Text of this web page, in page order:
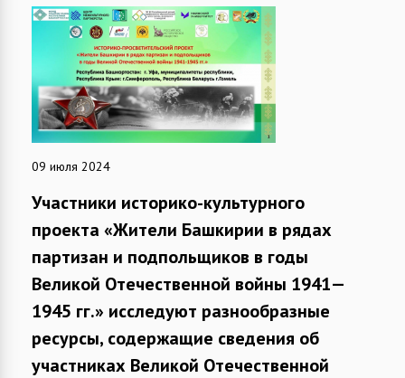
09 июля 2024
Участники историко-культурного
проекта «Жители Башкирии в рядах
партизан и подпольщиков в годы
Великой Отечественной войны 1941—
1945 гг.» исследуют разнообразные
ресурсы, содержащие сведения об
участниках Великой Отечественной